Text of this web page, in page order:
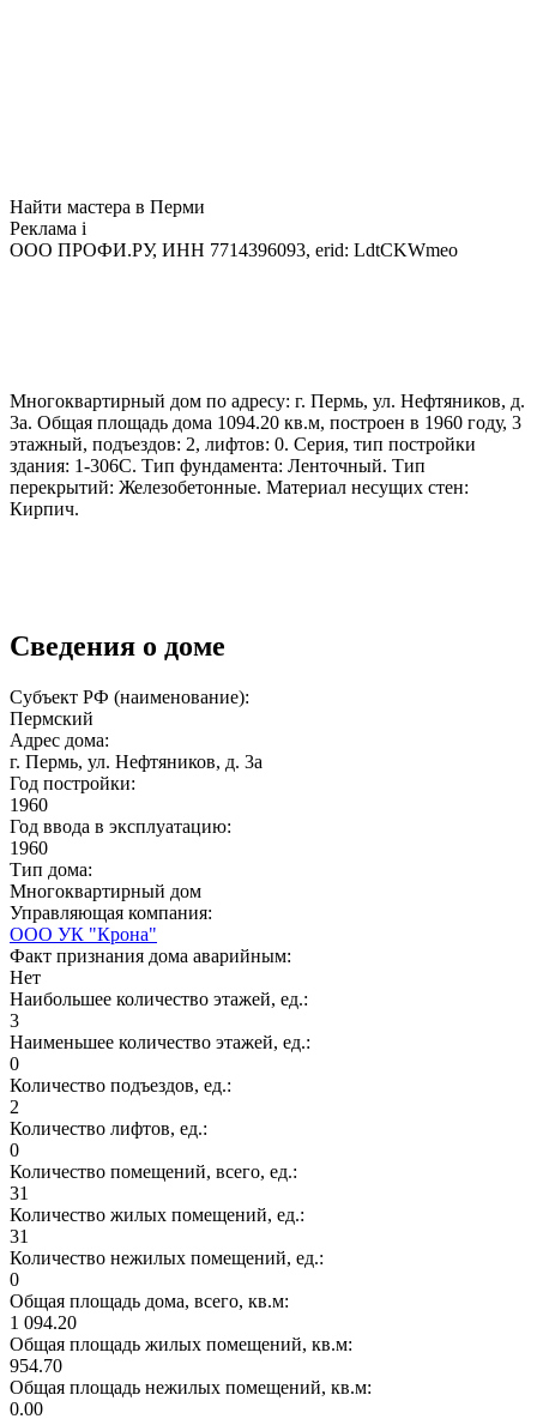
Найти мастера в Перми
Реклама i
ООО ПРОФИ.РУ, ИНН 7714396093, erid: LdtCKWmeo
Многоквартирный дом по адресу: г. Пермь, ул. Нефтяников, д.
3а. Общая площадь дома 1094.20 кв.м, построен в 1960 году, 3
этажный, подъездов: 2, лифтов: 0. Серия, тип постройки
здания: 1-306С. Тип фундамента: Ленточный. Тип
перекрытий: Железобетонные. Материал несущих стен:
Кирпич.
Сведения о доме
Субъект РФ (наименование):
Пермский
Адрес дома:
г. Пермь, ул. Нефтяников, д. 3а
Год постройки:
1960
Год ввода в эксплуатацию:
1960
Тип дома:
Многоквартирный дом
Управляющая компания:
ООО УК "Крона"
Факт признания дома аварийным:
Нет
Наибольшее количество этажей, ед.:
3
Наименьшее количество этажей, ед.:
0
Количество подъездов, ед.:
2
Количество лифтов, ед.:
0
Количество помещений, всего, ед.:
31
Количество жилых помещений, ед.:
31
Количество нежилых помещений, ед.:
0
Общая площадь дома, всего, кв.м:
1 094.20
Общая площадь жилых помещений, кв.м:
954.70
Общая площадь нежилых помещений, кв.м:
0.00